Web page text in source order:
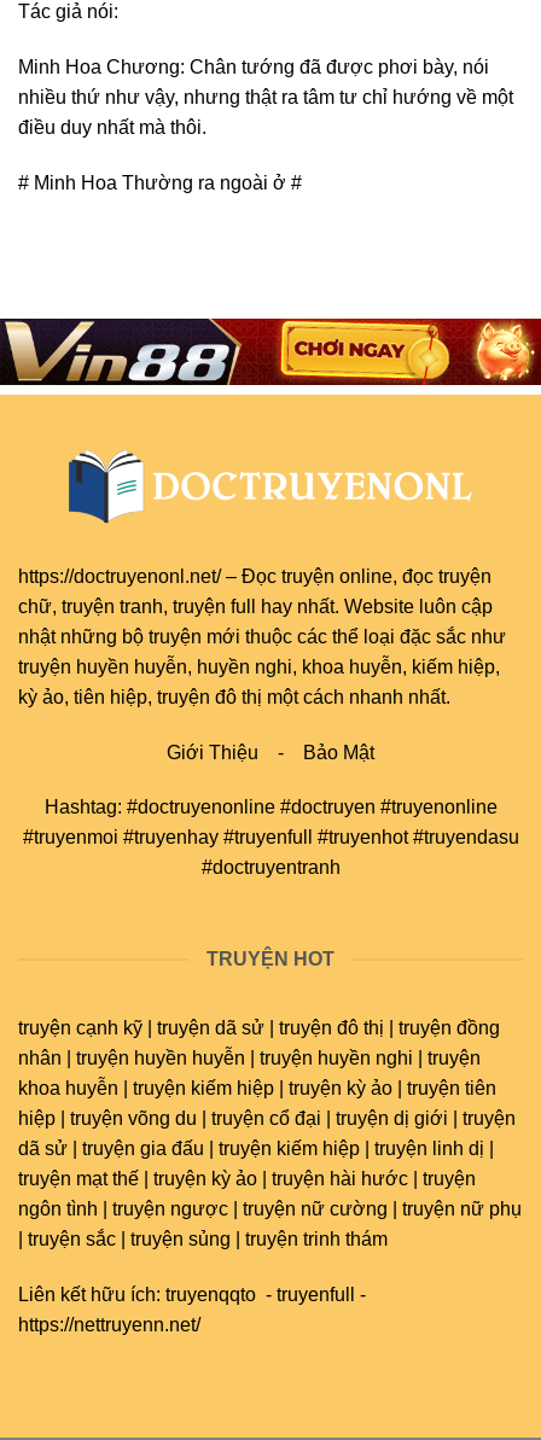
Tác giả nói:
Minh Hoa Chương: Chân tướng đã được phơi bày, nói
nhiều thứ như vậy, nhưng thật ra tâm tư chỉ hướng về một
điều duy nhất mà thôi.
# Minh Hoa Thường ra ngoài ở #
https://doctruyenonl.net/– Đọc truyện online, đọc truyện
chữ, truyện tranh, truyện full
hay nhất. Website luôn cập
nhật những bộ truyện mới thuộc các thể loại đặc sắc như
truyện huyền huyễn, huyền nghi, khoa huyễn, kiếm hiệp,
kỳ ảo, tiên hiệp, truyện đô thị một cách nhanh nhất.
Giới Thiệu - Bảo Mật
Hashtag: #doctruyenonline #doctruyen #truyenonline
#truyenmoi #truyenhay #truyenfull #truyenhot #truyendasu
#doctruyentranh
TRUYỆN HOT
truyện cạnh kỹ | truyện dã sử | truyện đô thị | truyện đồng
nhân | truyện huyền huyễn | truyện huyền nghi | truyện
khoa huyễn | truyện kiếm hiệp | truyện kỳ ảo | truyện tiên
hiệp | truyện võng du | truyện cổ đại | truyện dị giới | truyện
dã sử | truyện gia đấu | truyện kiếm hiệp | truyện linh dị |
truyện mạt thế | truyện kỳ ảo | truyện hài hước | truyện
ngôn tình | truyện ngược | truyện nữ cường | truyện nữ phụ
| truyện sắc | truyện sủng | truyện trinh thám
Liên kết hữu ích: truyenqqto - truyenfull
-
https://nettruyenn.net/